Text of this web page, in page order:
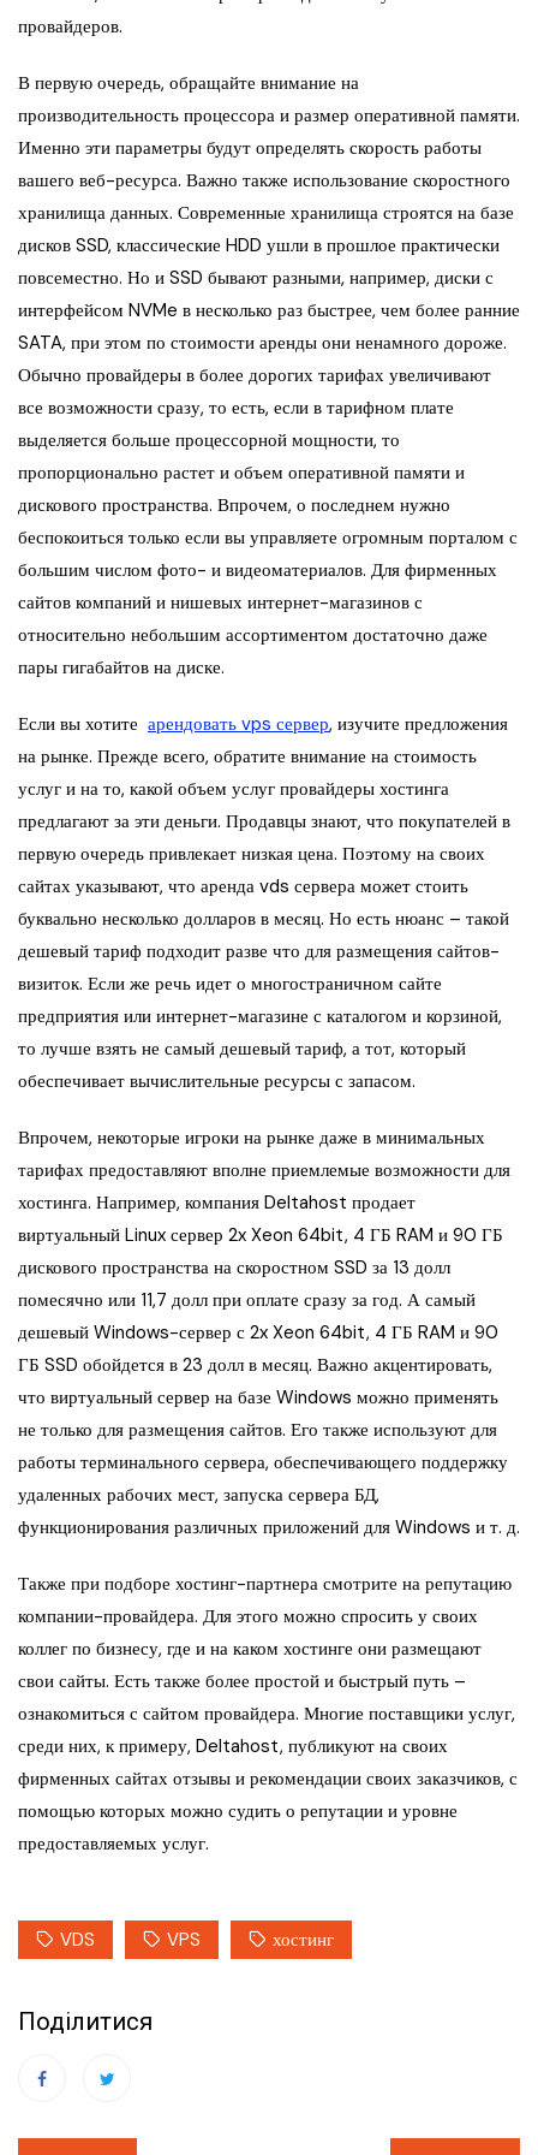
провайдеров.
В первую очередь, обращайте внимание на
производительность процессора и размер оперативной памяти.
Именно эти параметры будут определять скорость работы
вашего веб-ресурса. Важно также использование скоростного
хранилища данных. Современные хранилища строятся на базе
дисков SSD, классические HDD ушли в прошлое практически
повсеместно. Но и SSD бывают разными, например, диски с
интерфейсом NVMe в несколько раз быстрее, чем более ранние
SATA, при этом по стоимости аренды они ненамного дороже.
Обычно провайдеры в более дорогих тарифах увеличивают
все возможности сразу, то есть, если в тарифном плате
выделяется больше процессорной мощности, то
пропорционально растет и объем оперативной памяти и
дискового пространства. Впрочем, о последнем нужно
беспокоиться только если вы управляете огромным порталом с
большим числом фото- и видеоматериалов. Для фирменных
сайтов компаний и нишевых интернет-магазинов с
относительно небольшим ассортиментом достаточно даже
пары гигабайтов на диске.
Если вы хотите арендовать vps сервер, изучите предложения
на рынке. Прежде всего, обратите внимание на стоимость
услуг и на то, какой объем услуг провайдеры хостинга
предлагают за эти деньги. Продавцы знают, что покупателей в
первую очередь привлекает низкая цена. Поэтому на своих
сайтах указывают, что аренда vds сервера может стоить
буквально несколько долларов в месяц. Но есть нюанс – такой
дешевый тариф подходит разве что для размещения сайтов-
визиток. Если же речь идет о многостраничном сайте
предприятия или интернет-магазине с каталогом и корзиной,
то лучше взять не самый дешевый тариф, а тот, который
обеспечивает вычислительные ресурсы с запасом.
Впрочем, некоторые игроки на рынке даже в минимальных
тарифах предоставляют вполне приемлемые возможности для
хостинга. Например, компания Deltahost продает
виртуальный Linux сервер 2x Xeon 64bit, 4 ГБ RAM и 90 ГБ
дискового пространства на скоростном SSD за 13 долл
помесячно или 11,7 долл при оплате сразу за год. А самый
дешевый Windows-сервер с 2x Xeon 64bit, 4 ГБ RAM и 90
ГБ SSD обойдется в 23 долл в месяц. Важно акцентировать,
что виртуальный сервер на базе Windows можно применять
не только для размещения сайтов. Его также используют для
работы терминального сервера, обеспечивающего поддержку
удаленных рабочих мест, запуска сервера БД,
функционирования различных приложений для Windows и т. д.
Также при подборе хостинг-партнера смотрите на репутацию
компании-провайдера. Для этого можно спросить у своих
коллег по бизнесу, где и на каком хостинге они размещают
свои сайты. Есть также более простой и быстрый путь –
ознакомиться с сайтом провайдера. Многие поставщики услуг,
среди них, к примеру, Deltahost, публикуют на своих
фирменных сайтах отзывы и рекомендации своих заказчиков, с
помощью которых можно судить о репутации и уровне
предоставляемых услуг.
VDS VPS хостинг
Поділитися